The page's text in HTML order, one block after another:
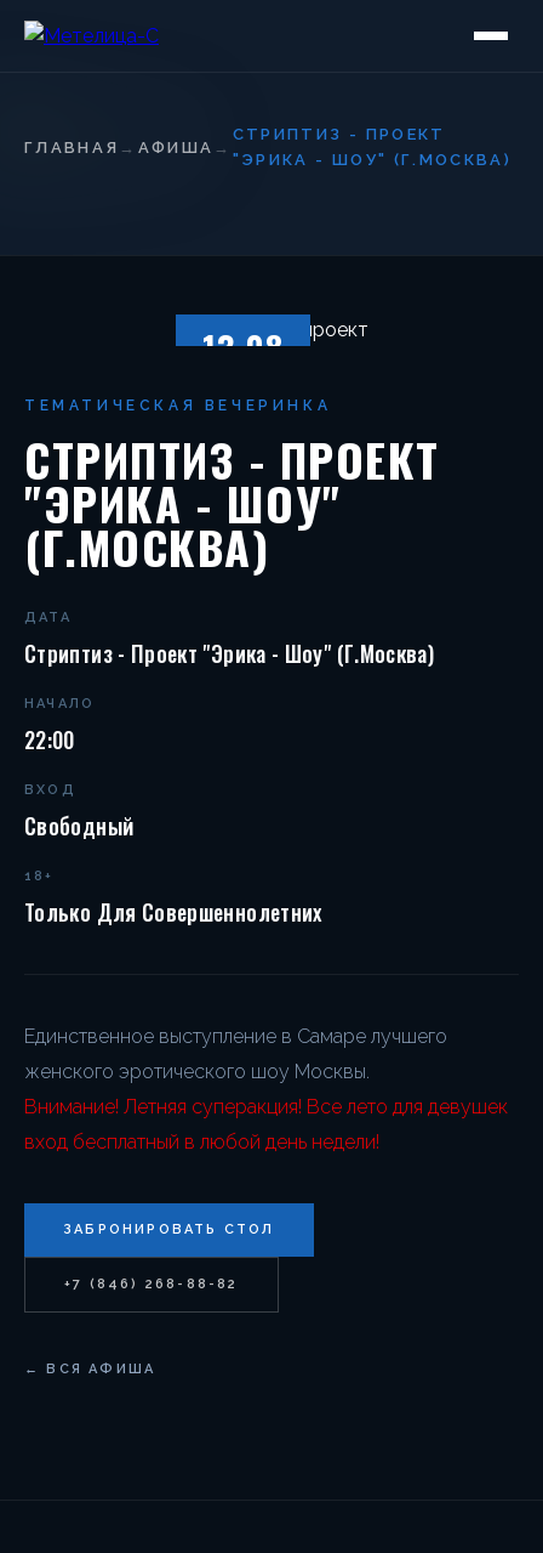
ГЛАВНАЯ → АФИША →
СТРИПТИЗ - ПРОЕКТ
"ЭРИКА - ШОУ" (Г.МОСКВА)
13.08
ТЕМАТИЧЕСКАЯ ВЕЧЕРИНКА
СТРИПТИЗ - ПРОЕКТ
"ЭРИКА - ШОУ"
(Г.МОСКВА)
ДАТА
Стриптиз - Проект "Эрика - Шоу" (г.Москва)
НАЧАЛО
22:00
ВХОД
Свободный
18+
Только Для Совершеннолетних
Единственное выступление в Самаре лучшего
женского эротического шоу Москвы.
Внимание! Летняя суперакция! Все лето для девушек
вход бесплатный в любой день недели!
ЗАБРОНИРОВАТЬ СТОЛ
+7 (846) 268-88-82
← ВСЯ АФИША